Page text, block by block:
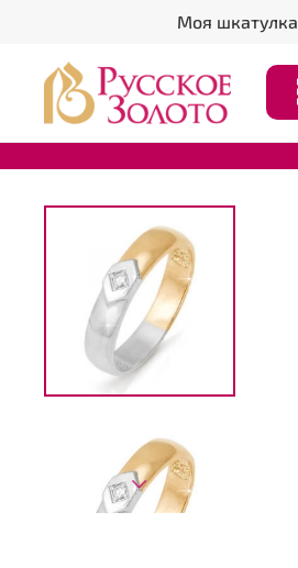
Моя шкатулка